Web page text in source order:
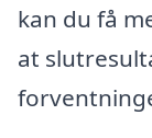
kan du få
at